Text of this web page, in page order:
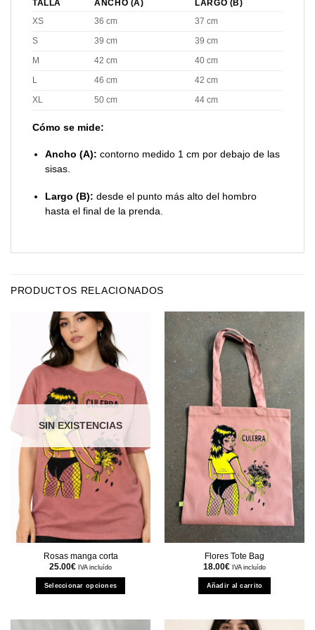
TALLA ANCHO (A)
LARGO (B)
XS
36 cm
37 cm
S
39 cm
39 cm
M
42 cm
40 cm
L
46 cm
42 cm
XL
50 cm 44 cm
Cómo se mide:
Ancho (A): contorno medido 1 cm por debajo de las
sisas.
Largo (B): desde el punto más alto del hombro
hasta el final de la prenda.
PRODUCTOS RELACIONADOS
SIN EXISTENCIAS
Rosas manga corta
25.00€ IVA incluído
Seleccionar opciones
Flores Tote Bag
18.00€ IVA incluído
Añadir al carrito